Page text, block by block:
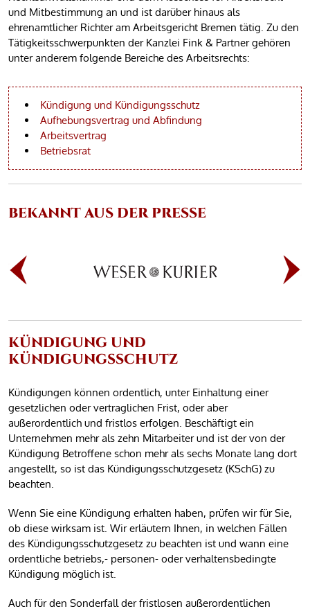
und Mitbestimmung an und ist darüber hinaus als
ehrenamtlicher Richter am Arbeitsgericht Bremen tätig. Zu den
Tätigkeitsschwerpunkten der Kanzlei Fink & Partner gehören
unter anderem folgende Bereiche des Arbeitsrechts:
Kündigung und Kündigungsschutz
Aufhebungsvertrag und Abfindung
Arbeitsvertrag
Betriebsrat
BEKANNT AUS DER PRESSE
KÜNDIGUNG UND
KÜNDIGUNGSSCHUTZ
Kündigungen können ordentlich, unter Einhaltung einer
gesetzlichen oder vertraglichen Frist, oder aber
außerordentlich und fristlos erfolgen. Beschäftigt ein
Unternehmen mehr als zehn Mitarbeiter und ist der von der
Kündigung Betroffene schon mehr als sechs Monate lang dort
angestellt, so ist das Kündigungsschutzgesetz (KSchG) zu
beachten.
Wenn Sie eine Kündigung erhalten haben, prüfen wir für Sie,
ob diese wirksam ist. Wir erläutern Ihnen, in welchen Fällen
des Kündigungsschutzgesetz zu beachten ist und wann eine
ordentliche betriebs,- personen- oder verhaltensbedingte
Kündigung möglich ist.
Auch für den Sonderfall der fristlosen außerordentlichen